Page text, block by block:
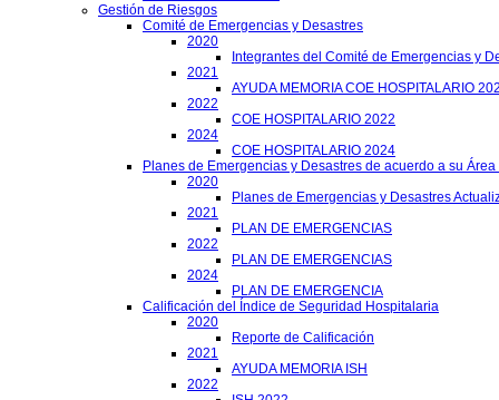
Gestión de Riesgos
Comité de Emergencias y Desastres
2020
Integrantes del Comité de Emergencias y
2021
AYUDA MEMORIA COE HOSPITALARIO
2022
COE HOSPITALARIO 2022
2024
COE HOSPITALARIO 2024
Planes de Emergencias y Desastres de acuerdo a su
2020
Planes de Emergencias y Desastres
2021
PLAN DE EMERGENCIAS
2022
PLAN DE EMERGENCIAS
2024
PLAN DE EMERGENCIA
Calificación del Índice de Seguridad Hospitalaria
2020
Reporte de Calificación
2021
AYUDA MEMORIA ISH
2022